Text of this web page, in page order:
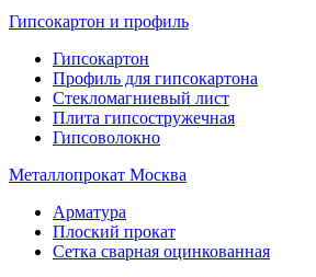
Гипсокартон и профиль
Гипсокартон
Профиль для гипсокартона
Стекломагниевый лист
Плита гипсостружечная
Гипсоволокно
Металлопрокат Москва
Арматура
Плоский прокат
Сетка сварная оцинкованная